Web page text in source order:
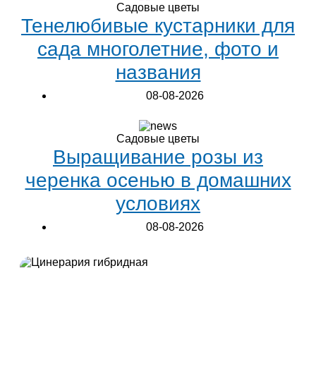
Садовые цветы
Тенелюбивые кустарники для
сада многолетние, фото и
названия
08-08-2026
Садовые цветы
Выращивание розы из
черенка осенью в домашних
условиях
08-08-2026